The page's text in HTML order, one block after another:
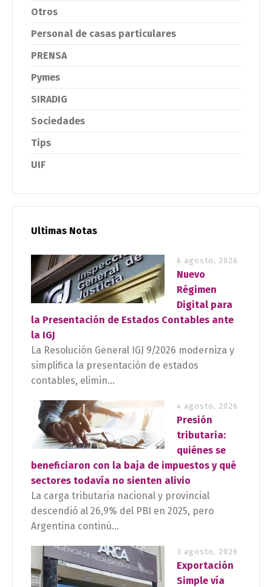
Otros
Personal de casas particulares
PRENSA
Pymes
SIRADIG
Sociedades
Tips
UIF
Ultimas Notas
6 agosto, 2026
Nuevo
Régimen
Digital para
la Presentación de Estados Contables ante
la IGJ
La Resolución General IGJ 9/2026 moderniza y
simplifica la presentación de estados
contables, elimin...
4 agosto, 2026
Presión
tributaria:
quiénes se
beneficiaron con la baja de impuestos y qué
sectores todavía no sienten alivio
La carga tributaria nacional y provincial
descendió al 26,9% del PBI en 2025, pero
Argentina continú...
3 agosto, 2026
Exportación
Simple vía